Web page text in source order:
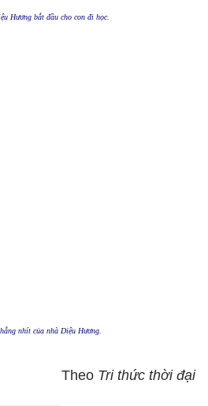
Hương bắt đầu cho con đi học.
nhít của nhà Diệu Hương.
Theo Tri thức thời đại